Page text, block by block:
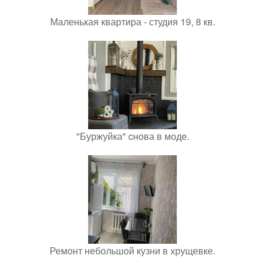
Маленькая квартира - студия 19, 8 кв.
"Буржуйка" cнова в моде.
Ремонт небольшой кузни в хрущевке.